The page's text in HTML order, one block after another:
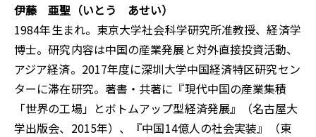
伊藤 亜聖（いとう あせい）
1984年生まれ。東京大学社会科学研究所准教授、経済学
博士。研究内容は中国の産業発展と対外直接投資活動、
アジア経済。2017年度に深圳大学中国経済特区研究セン
ターに滞在研究。著書・共著に『現代中国の産業集積
「世界の工場」とボトムアップ型経済発展』（名古屋大
学出版会、2015年）、『中国14億人の社会実装』（東